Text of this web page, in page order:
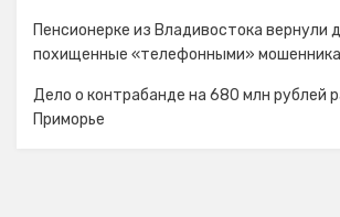
Пенсионерке из Владивостока вернули
похищенные «телефонными»
Дело о контрабанде на 680 млн рублей
Приморье